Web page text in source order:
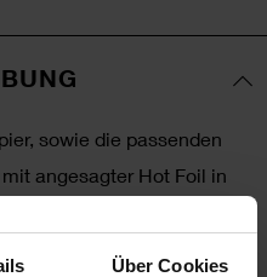
Über Cookies
sowie die passenden
angesagter Hot Foil in